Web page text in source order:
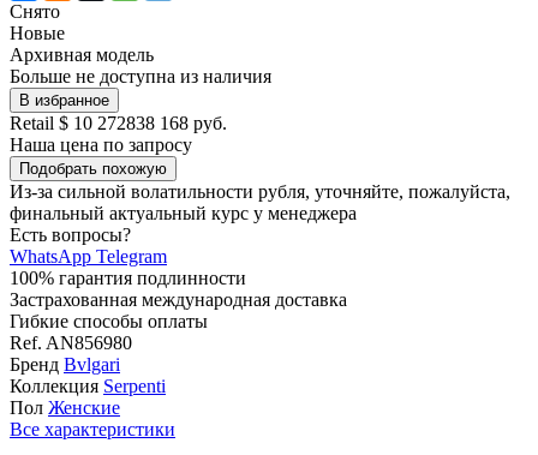
Снято
Новые
Архивная модель
Больше не доступна из наличия
В избранное
Retail $ 10 272838 168 руб.
Наша цена по запросу
Подобрать похожую
Из-за сильной волатильности рубля, уточняйте, пожалуйста,
финальный актуальный курс у менеджера
Есть вопросы?
WhatsApp Telegram
100% гарантия подлинности
Застрахованная международная доставка
Гибкие способы оплаты
Ref. AN856980
Бренд Bvlgari
Коллекция Serpenti
Пол Женские
Все характеристики